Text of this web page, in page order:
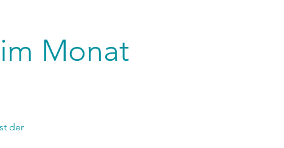
Monat
der